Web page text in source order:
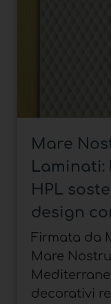
Dekton®
e cucine
Nel
Valentina
Dekton®
cucina in un